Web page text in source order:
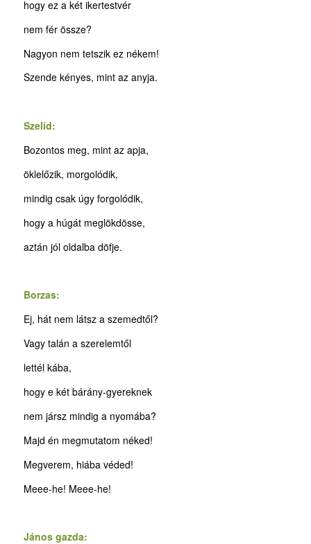
hogy ez a két ikertestvér
nem fér össze?
Nagyon nem tetszik ez nékem!
Szende kényes, mint az anyja.
Szelíd:
Bozontos meg, mint az apja,
öklelőzik, morgolódik,
mindig csak úgy forgolódik,
hogy a húgát meglökdösse,
aztán jól oldalba döfje.
Borzas:
Ej, hát nem látsz a szemedtől?
Vagy talán a szerelemtől
lettél kába,
hogy e két bárány-gyereknek
nem jársz mindig a nyomába?
Majd én megmutatom néked!
Megverem, hiába véded!
Meee-he! Meee-he!
János gazda: